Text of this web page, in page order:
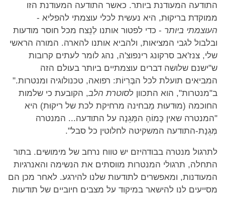
התודעה המעודנת ביותר. כאשר התודעה המעודנת הזו
ממוקדת בריקוּת, היא נעשית לכלי עוצמתי להפליא -
העוצמתי ביותר - כדי לפטור אותנו לַנֵצח מכל חוסר מודעות
ובלבול לגבי המציאות, ולהביא אותנו להארה. המורה הראשי
שלי, צנז'אב סרקונג רינפוצ'ה, נהג לומר לעתים קרובות
ש"ישנם שלושה דברים עוצמתיים ביותר בעולם הזה
המביאים תועלת לכל הבְּרִיוֹת: רפואה, טכנולוגיה ומנטרות."
ב"מנטרות", הוא התכוון לסוטרת הלב, הקובעת כי שלמות
החוכמה (מוּדעוּת מַבחינה מרחיקת לכת של ריקוּת) היא
"המנטרה שאין כָּמוֹהָ המְּגֵנָה על התודעה... המנטרה
מְּגֵנָת-התודעה המשקיטה לחלוטין כל סבל".
לתרגול מנטרה בבודהיזם יש טווח נרחב של מימושים. בתור
התחלה, תרגולי המנטרות מווסתים את הנשימה והאנרגיות
המעודנות, ומאפשרים לתודעות שלנו להירגע. לאחר מכן הם
מסייעים לנו להישאר במיקוד על מצבים חיוביים של תודעות